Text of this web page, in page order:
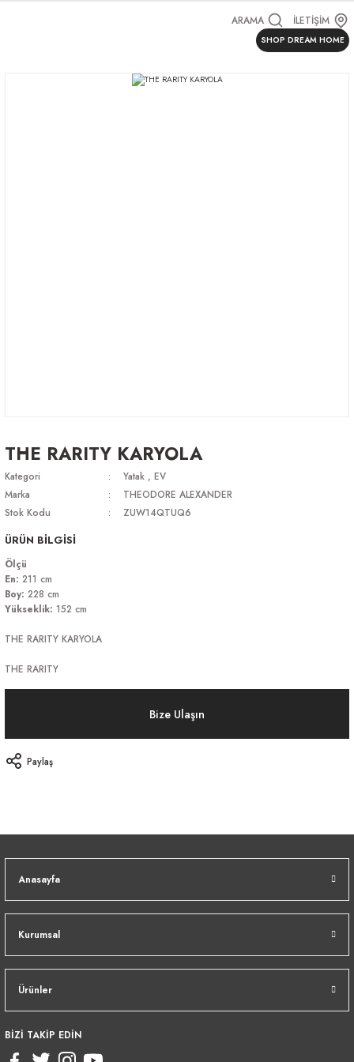
ARAMA İLETİŞİM
SHOP DREAM HOME
THE RARITY KARYOLA
Kategori Yatak , EV
Marka
THEODORE ALEXANDER
Stok Kodu
ZUW14QTUQ6
ÜRÜN BİLGİSİ
Ölçü
En: 211 cm
Boy: 228 cm
Yükseklik: 152 cm
THE RARITY KARYOLA
THE RARITY
Bize Ulaşın
Paylaş
Anasayfa
Kurumsal
Ürünler
BİZİ TAKİP EDİN